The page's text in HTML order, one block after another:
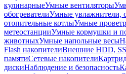
кулинарныеУмные вентиляторы
обогревателиУмные увлажнители,
отопительные котлыУмные
метеостанцииУмные кормушки и
животныхУмные напольные весы
Flash накопителиВнешние HDD,
памятиСетевые накопители
дискиНаблюдение и безопасность